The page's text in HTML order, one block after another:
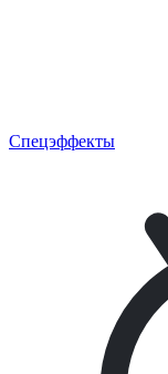
Спецэффекты